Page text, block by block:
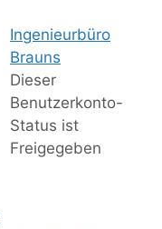
Ingenieurbüro
Brauns
Dieser
Benutzerkonto-
Status ist
Freigegeben